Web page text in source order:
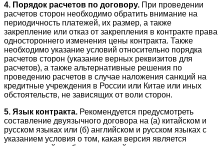
4. Порядок расчетов по договору. При проведении
расчетов сторон необходимо обратить внимание на
периодичность платежей, их размер, а также
закрепление или отказ от закрепления в контракте права
одностороннего изменения цены контракта. Также
необходимо указание условий относительно порядка
расчетов сторон (указание верных реквизитов для
расчетов), а также альтернативные решения по
проведению расчетов в случае наложения санкций на
кредитные учреждения в России или Китае или иных
обстоятельств, не зависящих от воли сторон.
5. Язык контракта. Рекомендуется предусмотреть
составление двуязычного договора на (а) китайском и
русском языках или (б) английском и русском языках с
указанием условия о том, какая версия является